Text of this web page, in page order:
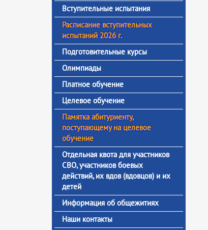
Вступительные испытания
Расписание вступительных
испытаний 2026 г.
Подготовительные курсы
Олимпиады
Платное обучение
Целевое обучение
Памятка абитуриенту,
поступающему на целевое
обучение
Отдельная квота для участников
СВО, участников боевых
действий, их вдов (вдовцов) и их
детей
Информация об общежитиях
Наши контакты